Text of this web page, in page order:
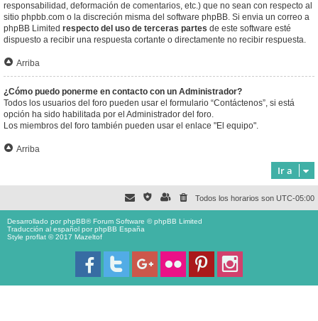
responsabilidad, deformación de comentarios, etc.) que no sean con respecto al
sitio phpbb.com o la discreción misma del software phpBB. Si envia un correo a
phpBB Limited respecto del uso de terceras partes de este software esté
dispuesto a recibir una respuesta cortante o directamente no recibir respuesta.
Arriba
¿Cómo puedo ponerme en contacto con un Administrador?
Todos los usuarios del foro pueden usar el formulario “Contáctenos”, si está
opción ha sido habilitada por el Administrador del foro.
Los miembros del foro también pueden usar el enlace "El equipo".
Arriba
Ir a
Todos los horarios son UTC-05:00
Desarrollado porphpBB® Forum Software © phpBB Limited
Traducción al español porphpBB España
Style proflat © 2017 Mazeltof